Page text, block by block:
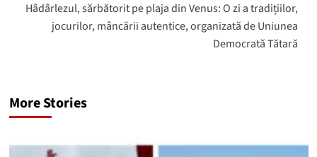
Hâdârlezul, sărbătorit pe plaja din Venus: O zi a tradițiilor,
jocurilor, mâncării autentice, organizată de Uniunea
Democrată Tătară
More Stories